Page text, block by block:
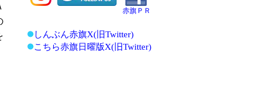
赤旗ＰＲ
しんぶん赤旗X(旧Twitter)
こちら赤旗日曜版X(旧Twitter)